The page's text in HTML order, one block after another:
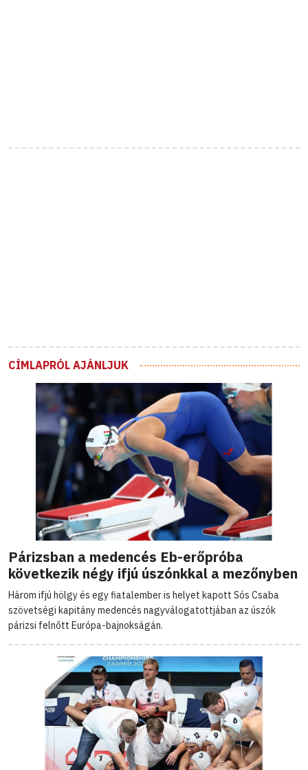
CÍMLAPRÓL AJÁNLJUK
Párizsban a medencés Eb-erőpróba
következik négy ifjú úszónkkal a mezőnyben
Három ifjú hölgy és egy fiatalember is helyet kapott Sós Csaba
szövetségi kapitány medencés nagyválogatottjában az úszók
párizsi felnőtt Európa-bajnokságán.